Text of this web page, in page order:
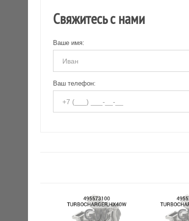
Свяжитесь с нами
Ваше имя:
Ваш телефон: